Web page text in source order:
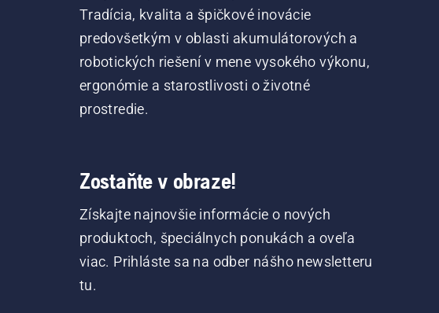
Tradícia, kvalita a špičkové inovácie
predovšetkým v oblasti akumulátorových a
robotických riešení v mene vysokého výkonu,
ergonómie a starostlivosti o životné
prostredie.
Zostaňte v obraze!
Získajte najnovšie informácie o nových
produktoch, špeciálnych ponukách a oveľa
viac. Prihláste sa na odber nášho newsletteru
tu.